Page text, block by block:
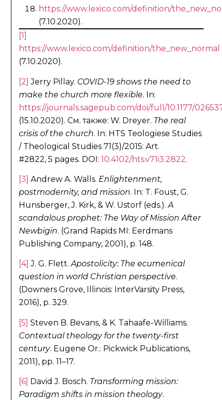
https://www.lexico.com/definition/
(7.10.2020).
[1]
https://www.lexico.com/definition/the_new_normal
(7.10.2020).
[2] Jerry Pillay. COVID-19 shows the need to
make the church more flexible. In:
https://journals.sagepub.com/doi/full/10.1177/
(15.10.2020). См. также: W. Dreyer. The real
crisis of the church. In: HTS Teologiese Studies
/ Theological Studies 71(3)/2015: Art.
#2822, 5 pages. DOI:10.4102/hts.v71i3.2822.
[3] Andrew A. Walls. Enlightenment,
postmodernity, and mission. In: T. Foust, G.
Hunsberger, J. Kirk, & W. Ustorf (eds.).A
scandalous prophet: The Way of Mission After
Newbigin. (Grand Rapids MI: Eerdmans
Publishing Company, 2001), p. 148.
[4] J. G. Flett.Apostolicity: The ecumenical
question in world Christian perspective.
(Downers Grove, Illinois: InterVarsity Press,
2016), p. 329.
[5] Steven B. Bevans, & K. Tahaafe-Williams.
Contextual theology for the twenty-first
century. Eugene Or.: Pickwick Publications,
2011), pp. 11–17.
[6] David J. Bosch. Transforming mission:
Paradigm shifts in mission theology.